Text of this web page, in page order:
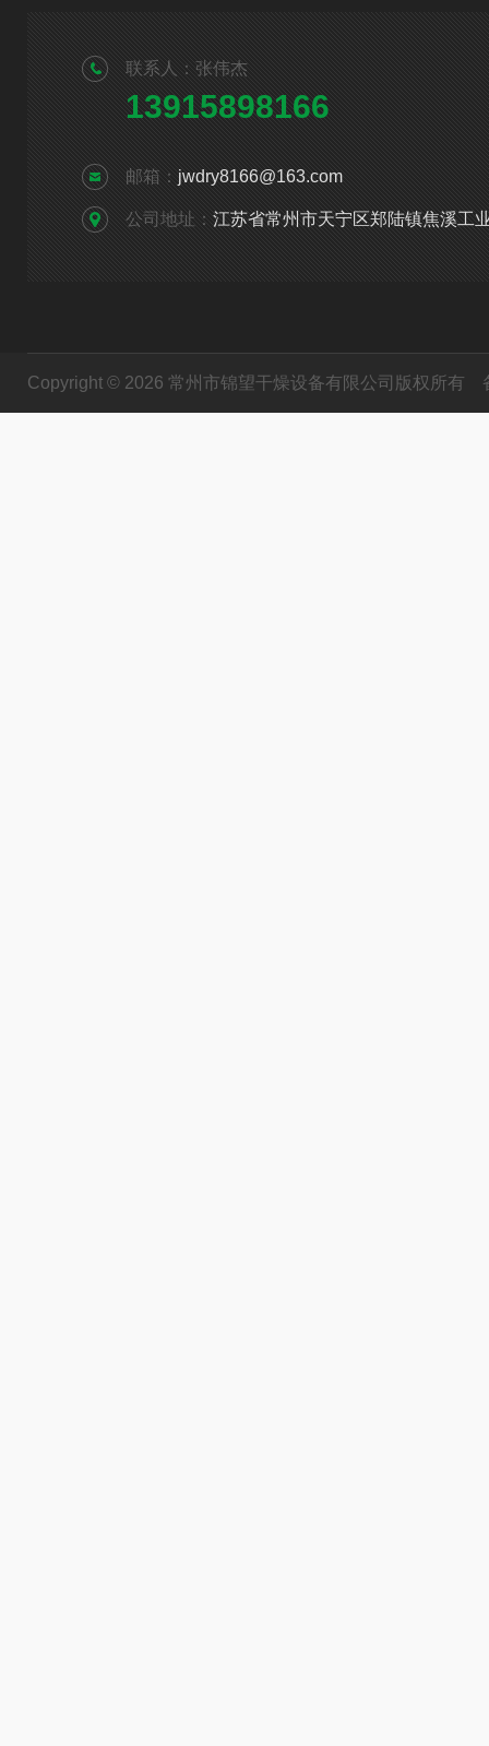
联系人：张伟杰
13915898166
邮箱： jwdry8166@163.com
公司地址： 江苏省常州市天宁区郑陆镇焦溪工
Copyright © 2026 常州市锦望干燥设备有限公司版权所有